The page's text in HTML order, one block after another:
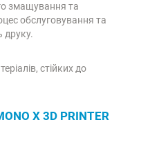
змащування та
обслуговування та
друку.
стійких до
X 3D PRINTER